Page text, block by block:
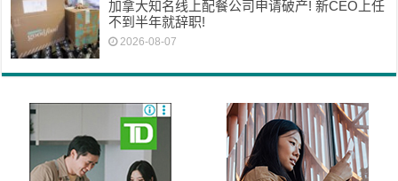
加拿大知名线上配餐公司申请破产! 新CEO上任
不到半年就辞职!
2026-08-07